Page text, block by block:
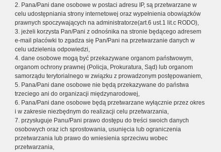
2. Pana/Pani dane osobowe w postaci adresu IP, są przetwarzane w
celu udostępniania strony internetowej oraz wypełnienia obowiązków
prawnych spoczywających na administratorze(art.6 ust.1 lit.c RODO),
3. jeżeli korzysta Pan/Pani z odnośnika na stronie będącego adresem
e-mail placówki to zgadza się Pan/Pani na przetwarzanie danych w
celu udzielenia odpowiedzi,
4. dane osobowe mogą być przekazywane organom państwowym,
organom ochrony prawnej (Policja, Prokuratura, Sąd) lub organom
samorządu terytorialnego w związku z prowadzonym postępowaniem,
5. Pana/Pani dane osobowe nie będą przekazywane do państwa
trzeciego ani do organizacji międzynarodowej,
6. Pana/Pani dane osobowe będą przetwarzane wyłącznie przez okres
i w zakresie niezbędnym do realizacji celu przetwarzania,
7. przysługuje Panu/Pani prawo dostępu do treści swoich danych
osobowych oraz ich sprostowania, usunięcia lub ograniczenia
przetwarzania lub prawo do wniesienia sprzeciwu wobec
przetwarzania,